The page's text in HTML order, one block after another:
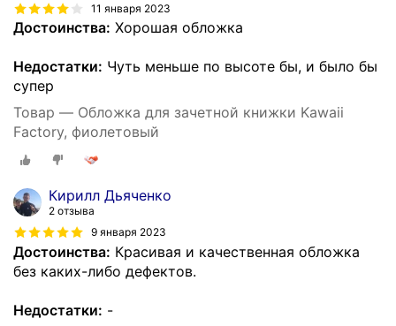
11 января 2023
Достоинства: Хорошая обложка
Недостатки: Чуть меньше по высоте бы, и было бы
супер
Товар — Обложка для зачетной книжки Kawaii
Factory, фиолетовый
Кирилл Дьяченко
2 отзыва
9 января 2023
Достоинства: Красивая и качественная обложка
без каких-либо дефектов.
Недостатки: -